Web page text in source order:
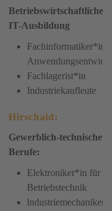
Betriebswirtschaftliche
IT-Ausbildung
Fachinformatiker*in
Fachlagerist*in
Industriekaufleute
Hirschaid:
Gewerblich-technische
Berufe:
Elektroniker*in für
Betriebstechnik